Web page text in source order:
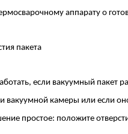
аппарату о
пакета
если вакуумный пакет
вакуумной камеры или если
простое: положите